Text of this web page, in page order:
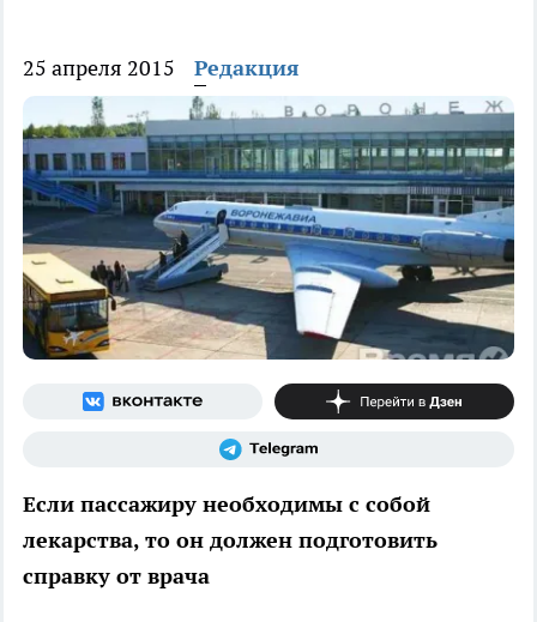
25 апреля 2015 Редакция
Если пассажиру необходимы с собой
лекарства, то он должен подготовить
справку от врача